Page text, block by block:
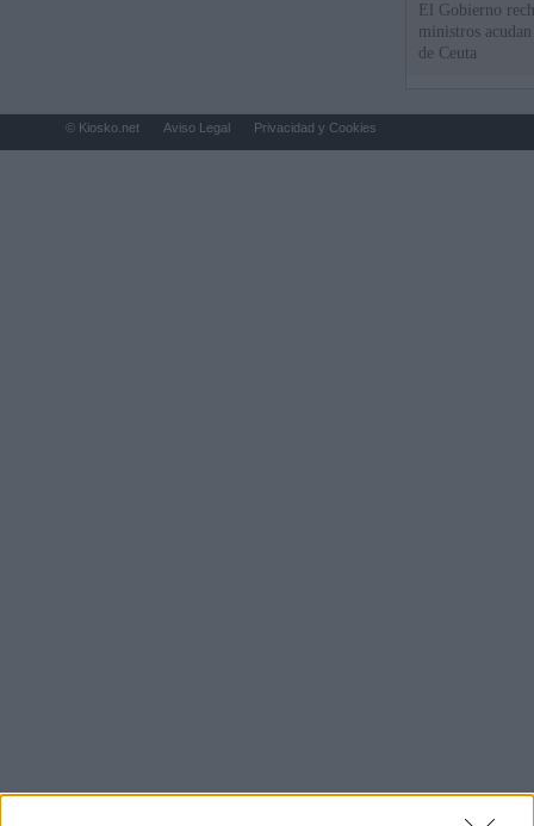
El Gobierno
ministros
de Ceuta
© Kiosko.net Aviso Legal Privacidad y Cookies